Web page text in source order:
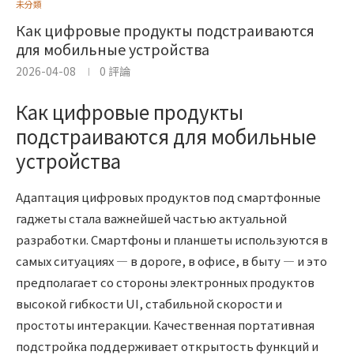
未分類
Как цифровые продукты подстраиваются
для мобильные устройства
2026-04-08 0 評論
Как цифровые продукты
подстраиваются для мобильные
устройства
Адаптация цифровых продуктов под смартфонные
гаджеты стала важнейшей частью актуальной
разработки. Смартфоны и планшеты используются в
самых ситуациях — в дороге, в офисе, в быту — и это
предполагает со стороны электронных продуктов
высокой гибкости UI, стабильной скорости и
простоты интеракции. Качественная портативная
подстройка поддерживает открытость функций и